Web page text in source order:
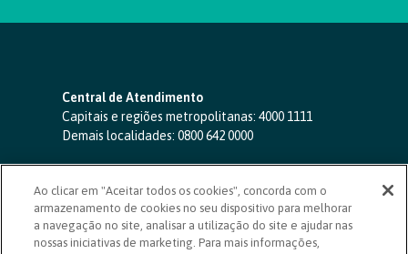
Central de Atendimento
Capitais e regiões metropolitanas: 4000 1111
Demais localidades: 0800 642 0000
SAC 24 horas-0800 724 4420
Ouvidoria
0800 725 0996
(de segunda a sexta, das 8h às 20h)
ouvidoriasicoob.com.br
Ao clicar em "Aceitar todos os cookies", concorda com o
armazenamento de cookies no seu dispositivo para melhorar
a navegação no site, analisar a utilização do site e ajudar nas
nossas iniciativas de marketing. Para mais informações,